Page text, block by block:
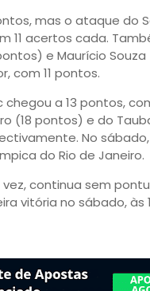
mas o ataque do
11 acertos cada.
e Maurício
com 11 pontos.
chegou a 13 pontos,
(18 pontos) e do
No
do Rio de Janeiro.
vez, continua sem
vitória no sábado, às